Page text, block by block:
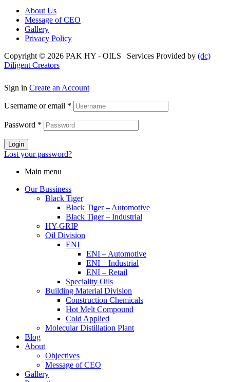
Menu
About Us
Message of CEO
Gallery
Privacy Policy
Copyright © 2026 PAK HY - OILS | Services Provided by (dc)
Diligent Creators
Sign in Create an Account
Username or email *
Password *
Login
Lost your password?
Main menu
Our Bussiness
Black Tiger
Black Tiger – Automotive
Black Tiger – Industrial
HY-GRIP
Oil Division
ENI
ENI – Automotive
ENI – Industrial
ENI – Retail
Speciality Oils
Building Material Division
Construction Chemicals
Hot Melt Compound
Cold Applied
Molecular Distillation Plant
Blog
About
Objectives
Message of CEO
Gallery